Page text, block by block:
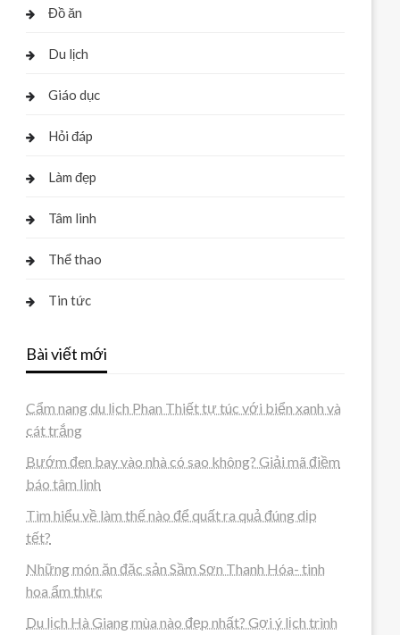
Đồ ăn
Du lịch
Giáo dục
Hỏi đáp
Làm đẹp
Tâm linh
Thể thao
Tin tức
Bài viết mới
Cẩm nang du lịch Phan Thiết tự túc với biển xanh và
cát trắng
Bướm đen bay vào nhà có sao không? Giải mã điềm
báo tâm linh
Tìm hiểu về làm thế nào để quất ra quả đúng dịp
tết?
Những món ăn đặc sản Sầm Sơn Thanh Hóa- tinh
hoa ẩm thực
Du lịch Hà Giang mùa nào đẹp nhất? Gợi ý lịch trình